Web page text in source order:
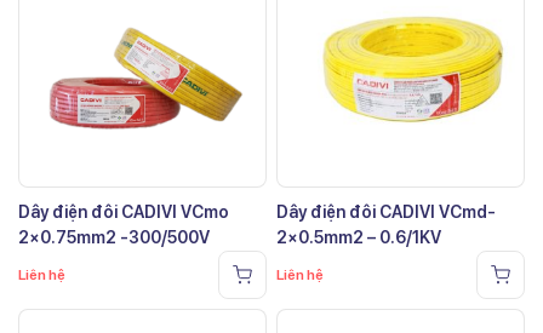
Dây điện đôi CADIVI VCmo
2×0.75mm2 -300/500V
Liên hệ
Dây điện đôi CADIVI VCmd-
2×0.5mm2 – 0.6/1KV
Liên hệ